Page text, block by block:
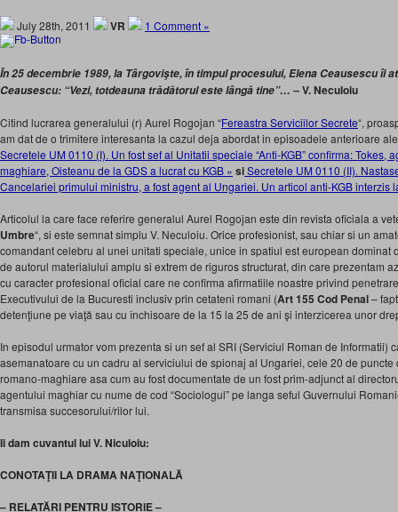
July 28th, 2011 VR 1 Comment »
În 25 decembrie 1989, la Târgovişte, în timpul procesului, Elena Ceausescu îi
Ceausescu: “Vezi, totdeauna trădătorul este lângă tine”… –V. Neculoiu
Citind lucrarea generalului (r) Aurel Rogojan “Fereastra Serviciilor Secrete“,
am dat de o trimitere interesanta la cazul deja abordat in episoadele anterioare
Secretele UM 0110 (I). Un fost sef al Unitatii speciale “Anti-KGB” confirma: Tokes,
maghiare, Oisteanu de la GDS a lucrat cu KGB » siSecretele UM 0110 (II).
Cancelariei primului ministru, a fost agent al Ungariei. Un articol anti-KGB interzis
Articolul la care face referire generalul Aurel Rogojan este din revista oficiala a
Umbre“, si este semnat simplu V. Neculoiu. Orice profesionist, sau chiar si un
comandant celebru al unei unitati speciale, unice in spatiul est european dominat
de autorul materialului amplu si extrem de riguros structurat, din care prezentam
cu caracter profesional oficial care ne confirma afirmatiile noastre privind
Executivului de la Bucuresti inclusiv prin cetateni romani (Art 155 Cod Penal–
detenţiune pe viaţă sau cu închisoare de la 15 la 25 de ani şi interzicerea unor
In episodul urmator vom prezenta si un sef al SRI (Serviciul Roman de Informatii)
asemanatoare cu un cadru al serviciului de spionaj al Ungariei, cele 20 de
romano-maghiare asa cum au fost documentate de un fost prim-adjunct al
agentului maghiar cu nume de cod “Sociologul” pe langa seful Guvernului
transmisa succesorului/rilor lui.
Ii dam cuvantul lui V. Niculoiu:
CONOTAŢII LA DRAMA NAŢIONALĂ
– RELATĂRI PENTRU ISTORIE –